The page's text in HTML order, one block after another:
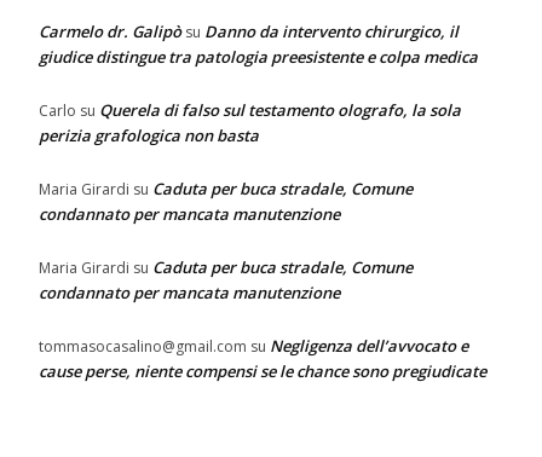
Carmelo dr. Galipòsu Danno da intervento chirurgico, il
giudice distingue tra patologia preesistente e colpa medica
Carlo su Querela di falso sul testamento olografo, la sola
perizia grafologica non basta
Maria Girardi su Caduta per buca stradale, Comune
condannato per mancata manutenzione
Maria Girardi su Caduta per buca stradale, Comune
condannato per mancata manutenzione
tommasocasalino@gmail.com su Negligenza dell’avvocato e
cause perse, niente compensi se le chance sono pregiudicate